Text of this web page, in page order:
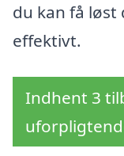
du kan få
effektivt.
Indhent 3